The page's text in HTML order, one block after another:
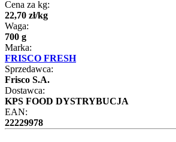
Cena za kg:
22,70 zł/kg
Waga:
700 g
Marka:
FRISCO FRESH
Sprzedawca:
Frisco S.A.
Dostawca:
KPS FOOD DYSTRYBUCJA
EAN:
22229978